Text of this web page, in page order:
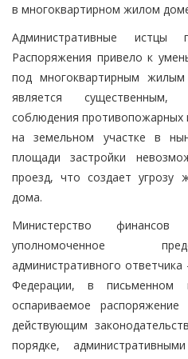
в многоквартирном жилом
Административные истцы
Распоряжения привело к
под многоквартирным
является существенным,
соблюдения противопожарных
на земельном участке в
площади застройки
проезд, что создает угрозу
дома.
Министерство финансов
уполномоченное
административного
Федерации, в письменном
оспариваемое
действующим
порядке,